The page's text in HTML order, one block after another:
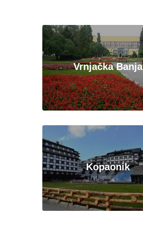
Vrnjačka Banja
Kopaonik